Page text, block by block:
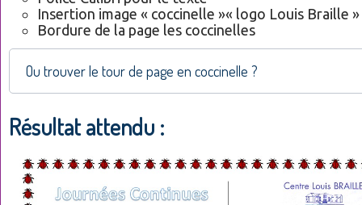
Insertion image « coccinelle »« logo Louis Braille »
Bordure de la page les coccinelles
Ou trouver le tour de page en coccinelle ?
Résultat attendu :